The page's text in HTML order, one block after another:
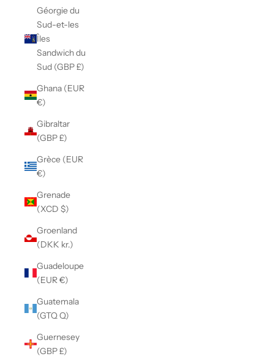
Géorgie du
Sud-et-les
Îles
Sandwich du
Sud (GBP £)
Ghana (EUR
€)
Gibraltar
(GBP £)
Grèce (EUR
€)
Grenade
(XCD $)
Groenland
(DKK kr.)
Guadeloupe
(EUR €)
Guatemala
(GTQ Q)
Guernesey
(GBP £)